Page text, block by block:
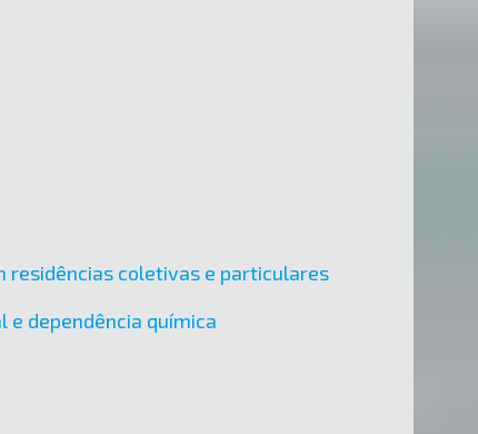
residências coletivas e particulares
e dependência química